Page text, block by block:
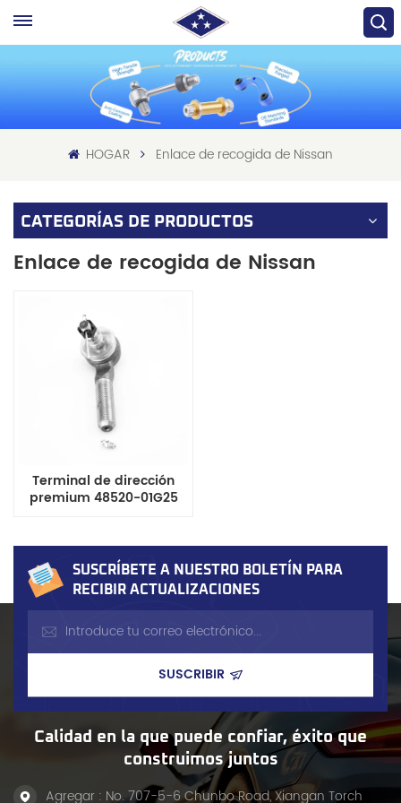
HOGAR Enlace de recogida de Nissan
CATEGORÍAS DE PRODUCTOS
Enlace de recogida de Nissan
Terminal de dirección
premium 48520-01G25
stock. Certificación
IATF16949.
SUSCRÍBETE A NUESTRO BOLETÍN PARA
RECIBIR ACTUALIZACIONES
Calidad en la que puede confiar, éxito que
construimos juntos
Agregar : No. 707-5-6 Chunbo Road, Xiangan Torch